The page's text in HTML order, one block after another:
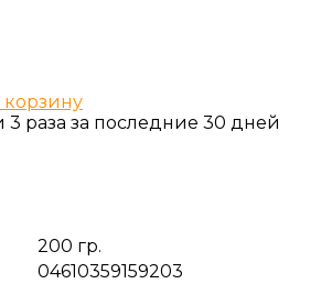
3 раза за последние 30 дней
200 гр.
04610359159203